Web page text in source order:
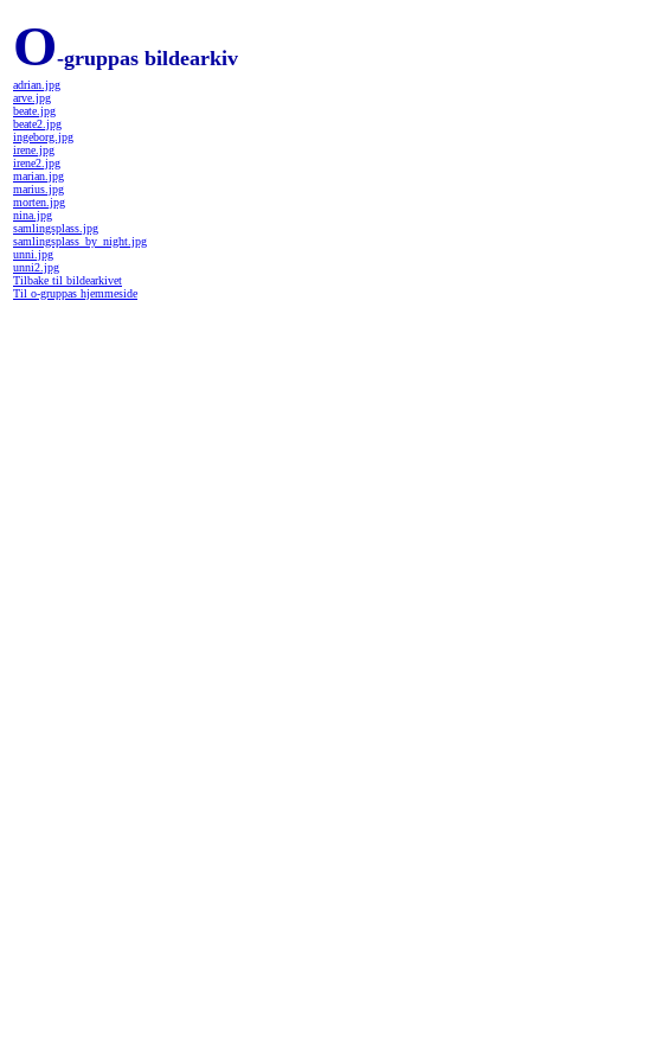
O-gruppas bildearkiv
adrian.jpg
arve.jpg
beate.jpg
beate2.jpg
ingeborg.jpg
irene.jpg
irene2.jpg
marian.jpg
marius.jpg
morten.jpg
nina.jpg
samlingsplass.jpg
samlingsplass_by_night.jpg
unni.jpg
unni2.jpg
Tilbake til bildearkivet
Til o-gruppas hjemmeside